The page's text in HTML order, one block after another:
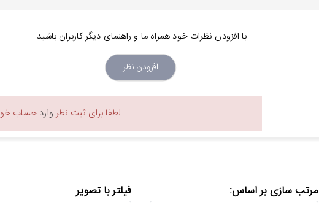
با افزودن نظرات خود همراه ما و راهنمای دیگر کاربران باشید.
افزودن نظر
لطفا برای ثبت نظروارد حساب
مرتب سازی بر اساس: فیلتر با تصویر